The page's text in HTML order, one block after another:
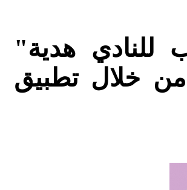
للنادي هدية"
ابتداء من 7.7.2024 حتى 10.07.2024 من خلال تطبيق